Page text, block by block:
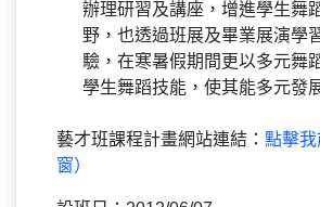
本校舞蹈班每學期均會聘請舞
辦理研習及講座，增進學生舞
野，也透過班展及畢業展演學
驗，在寒暑假期間更以多元舞
藝才班課程計畫網站連結：
窗）